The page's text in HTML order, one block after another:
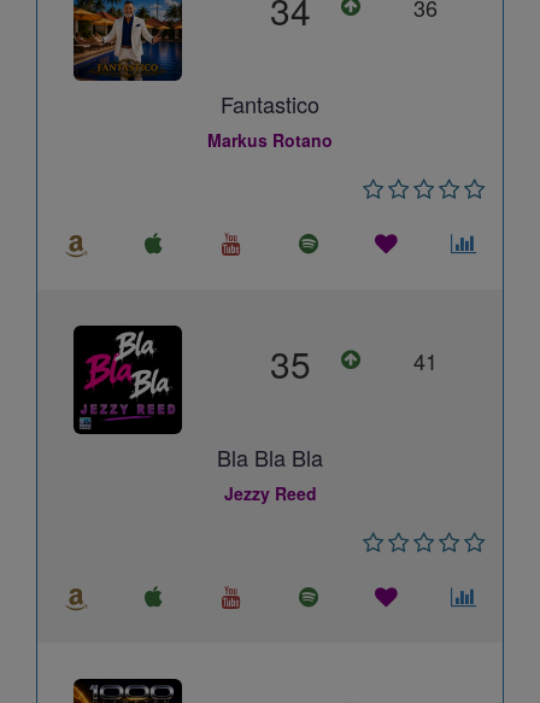
36
Fantastico
Markus Rotano
35 41
Bla Bla Bla
Jezzy Reed